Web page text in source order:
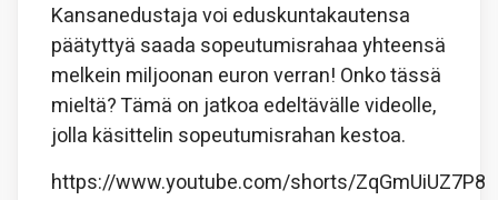
Kansanedustaja voi eduskuntakautensa
päätyttyä saada sopeutumisrahaa yhteensä
melkein miljoonan euron verran! Onko tässä
mieltä? Tämä on jatkoa edeltävälle videolle,
jolla käsittelin sopeutumisrahan kestoa.
https://www.youtube.com/shorts/ZqGmUiUZ7P8